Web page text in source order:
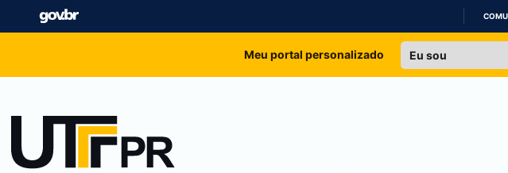
IR
Meu portal personalizado